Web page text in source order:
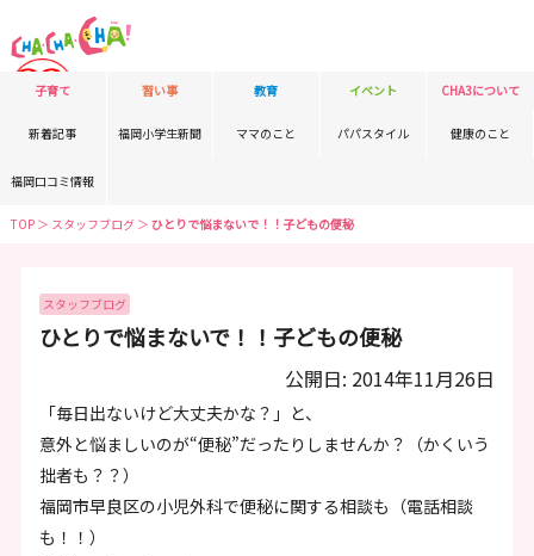
子育て 習い事 教育 イベント CHA3について
新着記事 福岡小学生新聞 ママのこと パパスタイル 健康のこと
福岡口コミ情報
TOP＞ スタッフブログ＞ ひとりで悩まないで！！子どもの便秘
スタッフブログ
ひとりで悩まないで！！子どもの便秘
公開日: 2014年11月26日
「毎日出ないけど大丈夫かな？」と、
意外と悩ましいのが“便秘”だったりしませんか？（かくいう
拙者も？？）
福岡市早良区の小児外科で便秘に関する相談も（電話相談
も！！）